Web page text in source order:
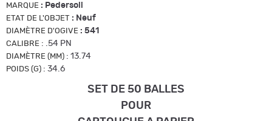
MARQUE : Pedersoli
ETAT DE L'OBJET : Neuf
DIAMÈTRE D'OGIVE : 541
CALIBRE : .54 PN
DIAMÈTRE (MM) : 13.74
POIDS (G) : 34.6
SET DE 50 BALLES
POUR